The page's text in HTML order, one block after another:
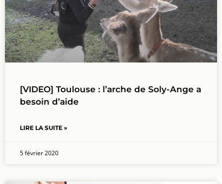
[VIDEO] Toulouse : l’arche de Soly-Ange a
besoin d’aide
LIRE LA SUITE »
5 février 2020